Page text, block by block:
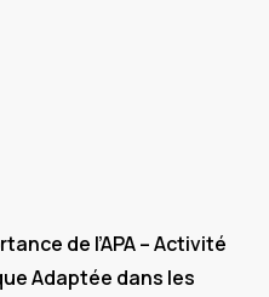
de l’APA – Activité
Adaptée dans les